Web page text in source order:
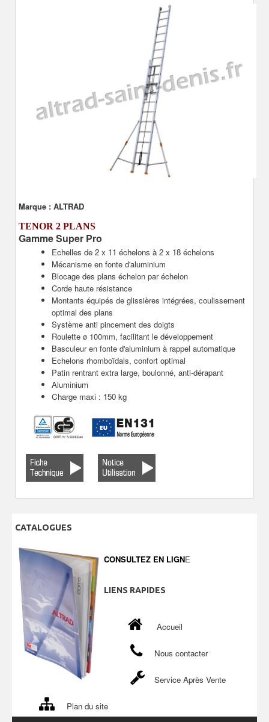
Marque : ALTRAD
TENOR 2 PLANS
Gamme Super Pro
Echelles de 2 x 11 échelons à 2 x 18 échelons
Mécanisme en fonte d'aluminium
Blocage des plans échelon par échelon
Corde haute résistance
Montants équipés de glissières intégrées, coulissement
optimal des plans
Système anti pincement des doigts
Roulette ø 100mm, facilitant le développement
Basculeur en fonte d'aluminium à rappel automatique
Echelons rhomboïdals, confort optimal
Patin rentrant extra large, boulonné, anti-dérapant
Aluminium
Charge maxi : 150 kg
CATALOGUES
CONSULTEZ EN LIGNE
LIENS RAPIDES
Accueil
Nous contacter
Service Après Vente
Plan du site